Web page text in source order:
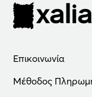
160cmx230cm
519.00
779.00€
Επικοινωνία
Μέθοδος